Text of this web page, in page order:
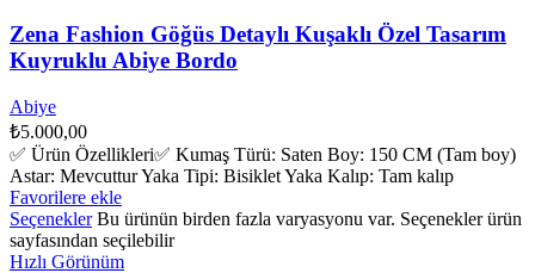
Zena Fashion Göğüs Detaylı Kuşaklı Özel Tasarım
Kuyruklu Abiye Bordo
Abiye
₺5.000,00
✅ Ürün Özellikleri✅ Kumaş Türü: Saten Boy: 150 CM (Tam boy)
Astar: Mevcuttur Yaka Tipi: Bisiklet Yaka Kalıp: Tam kalıp
Favorilere ekle
Seçenekler Bu ürünün birden fazla varyasyonu var. Seçenekler ürün
sayfasından seçilebilir
Hızlı Görünüm